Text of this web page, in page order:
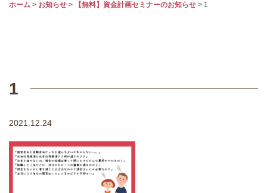
ホーム > お知らせ > 【無料】資金計画セミナーのお知らせ > 1
1
2021.12.24